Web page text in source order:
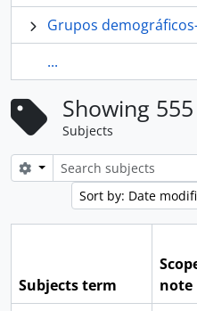
Grupos
...
Showing
Subjects
Search options
Sort by: Date
Subjects term
note